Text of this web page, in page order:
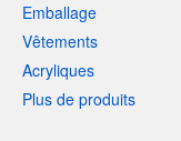
Emballage
Vêtements
Acryliques
Plus de produits